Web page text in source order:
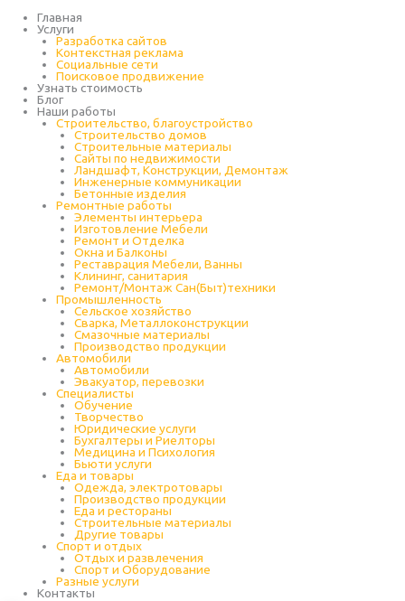
содержимому
Главная
Услуги
Разработка сайтов
Контекстная реклама
Социальные сети
Поисковое продвижение
Узнать стоимость
Блог
Наши работы
Строительство, благоустройство
Строительство домов
Строительные материалы
Сайты по недвижимости
Ландшафт, Конструкции, Демонтаж
Инженерные коммуникации
Бетонные изделия
Ремонтные работы
Элементы интерьера
Изготовление Мебели
Ремонт и Отделка
Окна и Балконы
Реставрация Мебели, Ванны
Клининг, санитария
Ремонт/Монтаж Сан(Быт)техники
Промышленность
Cельское хозяйство
Сварка, Металлоконструкции
Cмазочные материалы
Производство продукции
Автомобили
Автомобили
Эвакуатор, перевозки
Специалисты
Обучение
Творчество
Юридические услуги
Бухгалтеры и Риелторы
Медицина и Психология
Бьюти услуги
Еда и товары
Одежда, электротовары
Производство продукции
Еда и рестораны
Строительные материалы
Другие товары
Спорт и отдых
Отдых и развлечения
Спорт и Оборудование
Разные услуги
Контакты